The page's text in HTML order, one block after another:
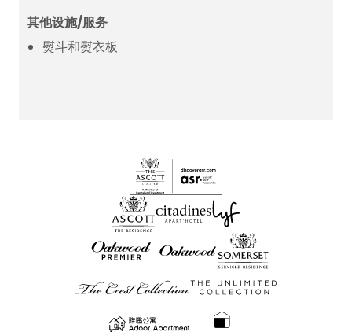
其他设施/服务
熨斗和熨衣板